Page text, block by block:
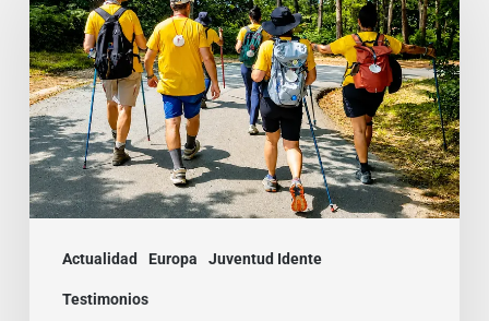
Actualidad Europa Juventud Idente
Testimonios
:
De
Brasil
a
la
India,